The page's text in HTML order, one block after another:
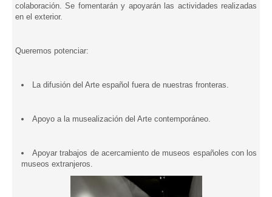
colaboración. Se fomentarán y apoyarán las actividades realizadas
en el exterior.
Queremos potenciar:
La difusión del Arte español fuera de nuestras fronteras.
Apoyo a la musealización del Arte contemporáneo.
Apoyar trabajos de acercamiento de museos españoles con los
museos extranjeros.